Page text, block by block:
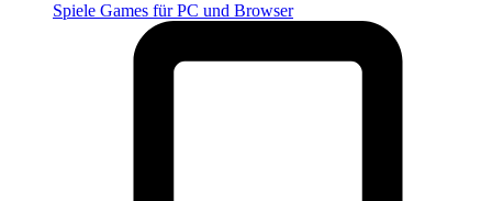
Spiele Games für PC und Browser